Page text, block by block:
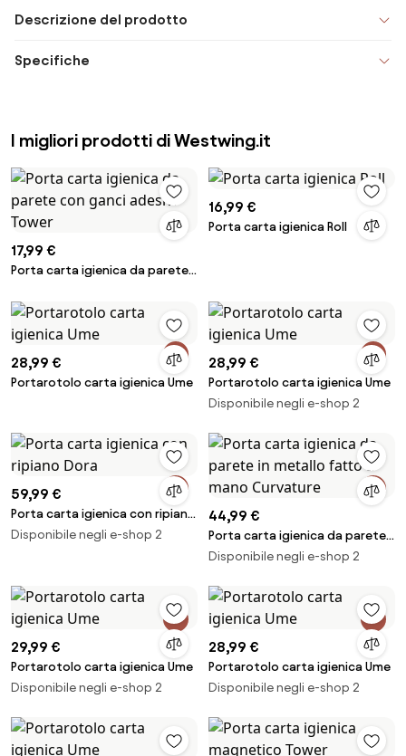
Descrizione del prodotto
Specifiche
I migliori prodotti di Westwing.it
17,99 €
Porta carta igienica da parete
16,99 €
Porta carta igienica Roll
28,99 €
Portarotolo carta igienica Ume
28,99 €
Portarotolo carta igienica Ume
Disponibile negli e-shop 2
59,99 €
Porta carta igienica con ripiano
Dora
Disponibile negli e-shop 2
44,99 €
Porta carta igienica da parete
in metallo fatto a mano
Disponibile negli e-shop 2
29,99 €
Portarotolo carta igienica Ume
Disponibile negli e-shop 2
28,99 €
Portarotolo carta igienica Ume
Disponibile negli e-shop 2